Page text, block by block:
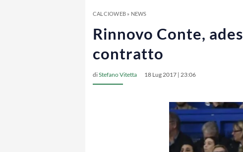
CALCIOWEB» NEWS
Rinnovo Conte,
contratto
diStefano Vitetta 18 Lug 2017 | 23:06